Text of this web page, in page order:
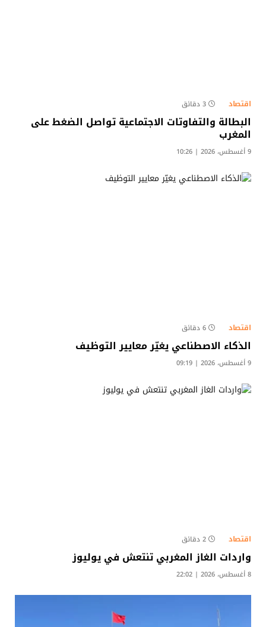
اقتصاد 3 دقائق
البطالة والتفاوتات الاجتماعية تواصل الضغط على
المغرب
9 أغسطس، 2026 | 10:26
اقتصاد 6 دقائق
الذكاء الاصطناعي يغيّر معايير التوظيف
9 أغسطس، 2026 | 09:19
اقتصاد 2 دقائق
واردات الغاز المغربي تنتعش في يوليوز
8 أغسطس، 2026 | 22:02